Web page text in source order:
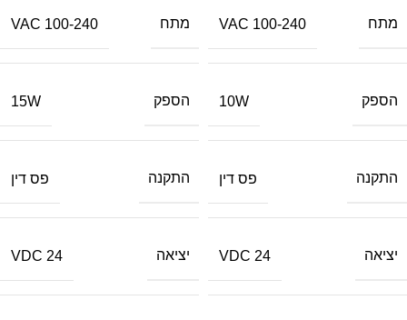
מתח 100-240 VAC
הספק 10W
התקנה פס דין
יציאה 24 VDC
מתח 100-240 VAC
הספק 15W
התקנה פס דין
יציאה 24 VDC